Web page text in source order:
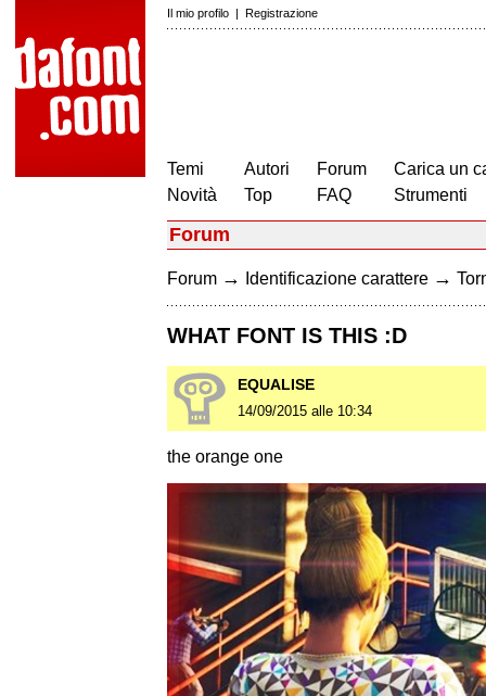
Il mio profilo | Registrazione
Temi
Novità
Autori
Top
Forum
FAQ
Carica un
Strumenti
Forum
Forum → Identificazione carattere →
WHAT FONT IS THIS :D
EQUALISE
14/09/2015 alle 10:34
the orange one